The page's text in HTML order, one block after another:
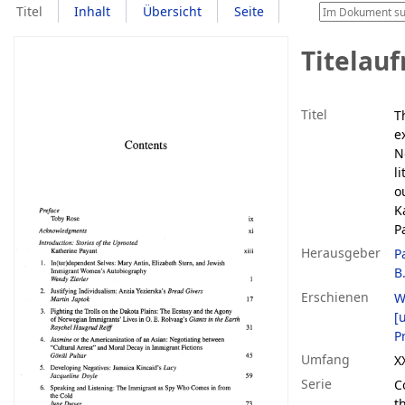
Titel Inhalt Übersicht Seite
Titel
Herausgeber
B.
Erschienen
Umfang
Serie